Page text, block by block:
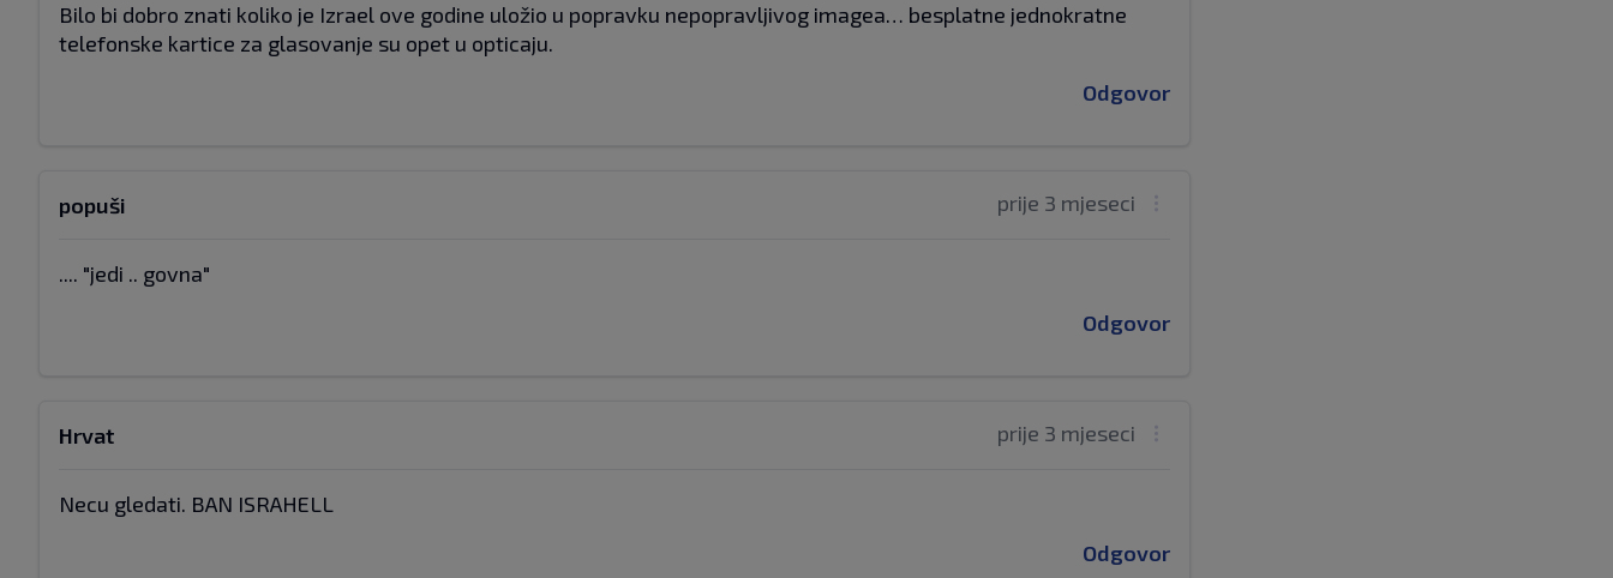
Bilo bi dobro znati koliko je Izrael ove godine uložio u popravku nepopravljivog imagea… besplatne jednokratne
telefonske kartice za glasovanje su opet u opticaju.
Odgovor
prije 3 mjeseci
popuši
.... "jedi .. govna"
Odgovor
prije 3 mjeseci
Hrvat
Necu gledati. BAN ISRAHELL
Odgovor